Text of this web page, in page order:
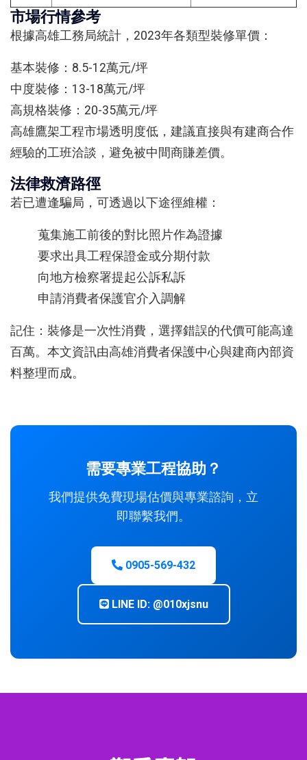
市場行情參考
根據高雄工務局統計，2023年各類型裝修單價：
基本裝修：8.5-12萬元/坪
中度裝修：13-18萬元/坪
高規格裝修：20-35萬元/坪
高雄鷹架工程市場透明度低，建議直接與有建商合作
經驗的工班洽談，避免被中間商賺差價。
法律救濟路徑
若已遭逢騙局，可透過以下途徑維權：
蒐集施工前後的對比照片作為證據
要求出具工程保證金或分期付款
向地方檢察署提起公訴私訴
申請消費者保護官介入調解
記住：裝修是一次性消費，選擇錯誤的代價可能高達
百萬。本文資訊由高雄消費者保護中心與建商內部資
料整理而成。
需要專業工程協助？
我們提供免費現場估價與專業諮詢，立
即聯繫我們。
0905-569-432
LINE ID: @010xjsnu